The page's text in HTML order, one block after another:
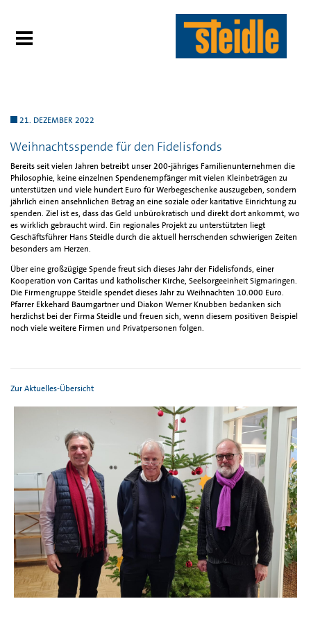
21. DEZEMBER 2022
Weihnachtsspende für den Fidelisfonds
Bereits seit vielen Jahren betreibt unser 200-jähriges Familienunternehmen die
Philosophie, keine einzelnen Spendenempfänger mit vielen Kleinbeträgen zu
unterstützen und viele hundert Euro für Werbegeschenke auszugeben, sondern
jährlich einen ansehnlichen Betrag an eine soziale oder karitative Einrichtung zu
spenden. Ziel ist es, dass das Geld unbürokratisch und direkt dort ankommt, wo
es wirklich gebraucht wird. Ein regionales Projekt zu unterstützten liegt
Geschäftsführer Hans Steidle durch die aktuell herrschenden schwierigen Zeiten
besonders am Herzen.
Über eine großzügige Spende freut sich dieses Jahr der Fidelisfonds, einer
Kooperation von Caritas und katholischer Kirche, Seelsorgeeinheit Sigmaringen.
Die Firmengruppe Steidle spendet dieses Jahr zu Weihnachten 10.000 Euro.
Pfarrer Ekkehard Baumgartner und Diakon Werner Knubben bedanken sich
herzlichst bei der Firma Steidle und freuen sich, wenn diesem positiven Beispiel
noch viele weitere Firmen und Privatpersonen folgen.
Zur Aktuelles-Übersicht